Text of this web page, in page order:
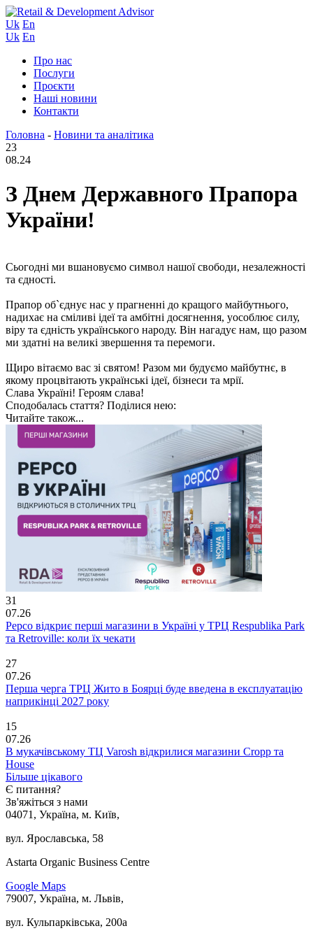
Uk En
Uk En
Про нас
Послуги
Проєкти
Наші новини
Контакти
Головна - Новини та аналітика
23
08.24
З Днем Державного Прапора
України!
Сьогодні ми вшановуємо символ нашої свободи, незалежності
та єдності.
Прапор об`єднує нас у прагненні до кращого майбутнього,
надихає на сміливі ідеї та амбітні досягнення, уособлює силу,
віру та єдність українського народу. Він нагадує нам, що разом
ми здатні на великі звершення та перемоги.
Щиро вітаємо вас зі святом! Разом ми будуємо майбутнє, в
якому процвітають українські ідеї, бізнеси та мрії.
Слава Україні! Героям слава!
Сподобалась стаття? Поділися нею:
Читайте також...
31
07.26
Pepco відкриє перші магазини в Україні у ТРЦ Respublika Park
та Retroville: коли їх чекати
27
07.26
Перша черга ТРЦ Жито в Боярці буде введена в експлуатацію
наприкінці 2027 року
15
07.26
В мукачівському ТЦ Varosh відкрилися магазини Cropp та
House
Більше цікавого
Є питання?
Зв'яжіться з нами
04071, Україна, м. Київ,
вул. Ярославська, 58
Astarta Organic Business Centre
Google Maps
79007, Україна, м. Львів,
вул. Кульпарківська, 200а